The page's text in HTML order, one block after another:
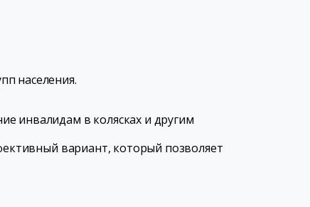
населения.
инвалидам в колясках и другим
вариант, который позволяет